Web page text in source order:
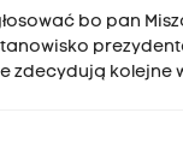
bo pan
zdecydują kolejne